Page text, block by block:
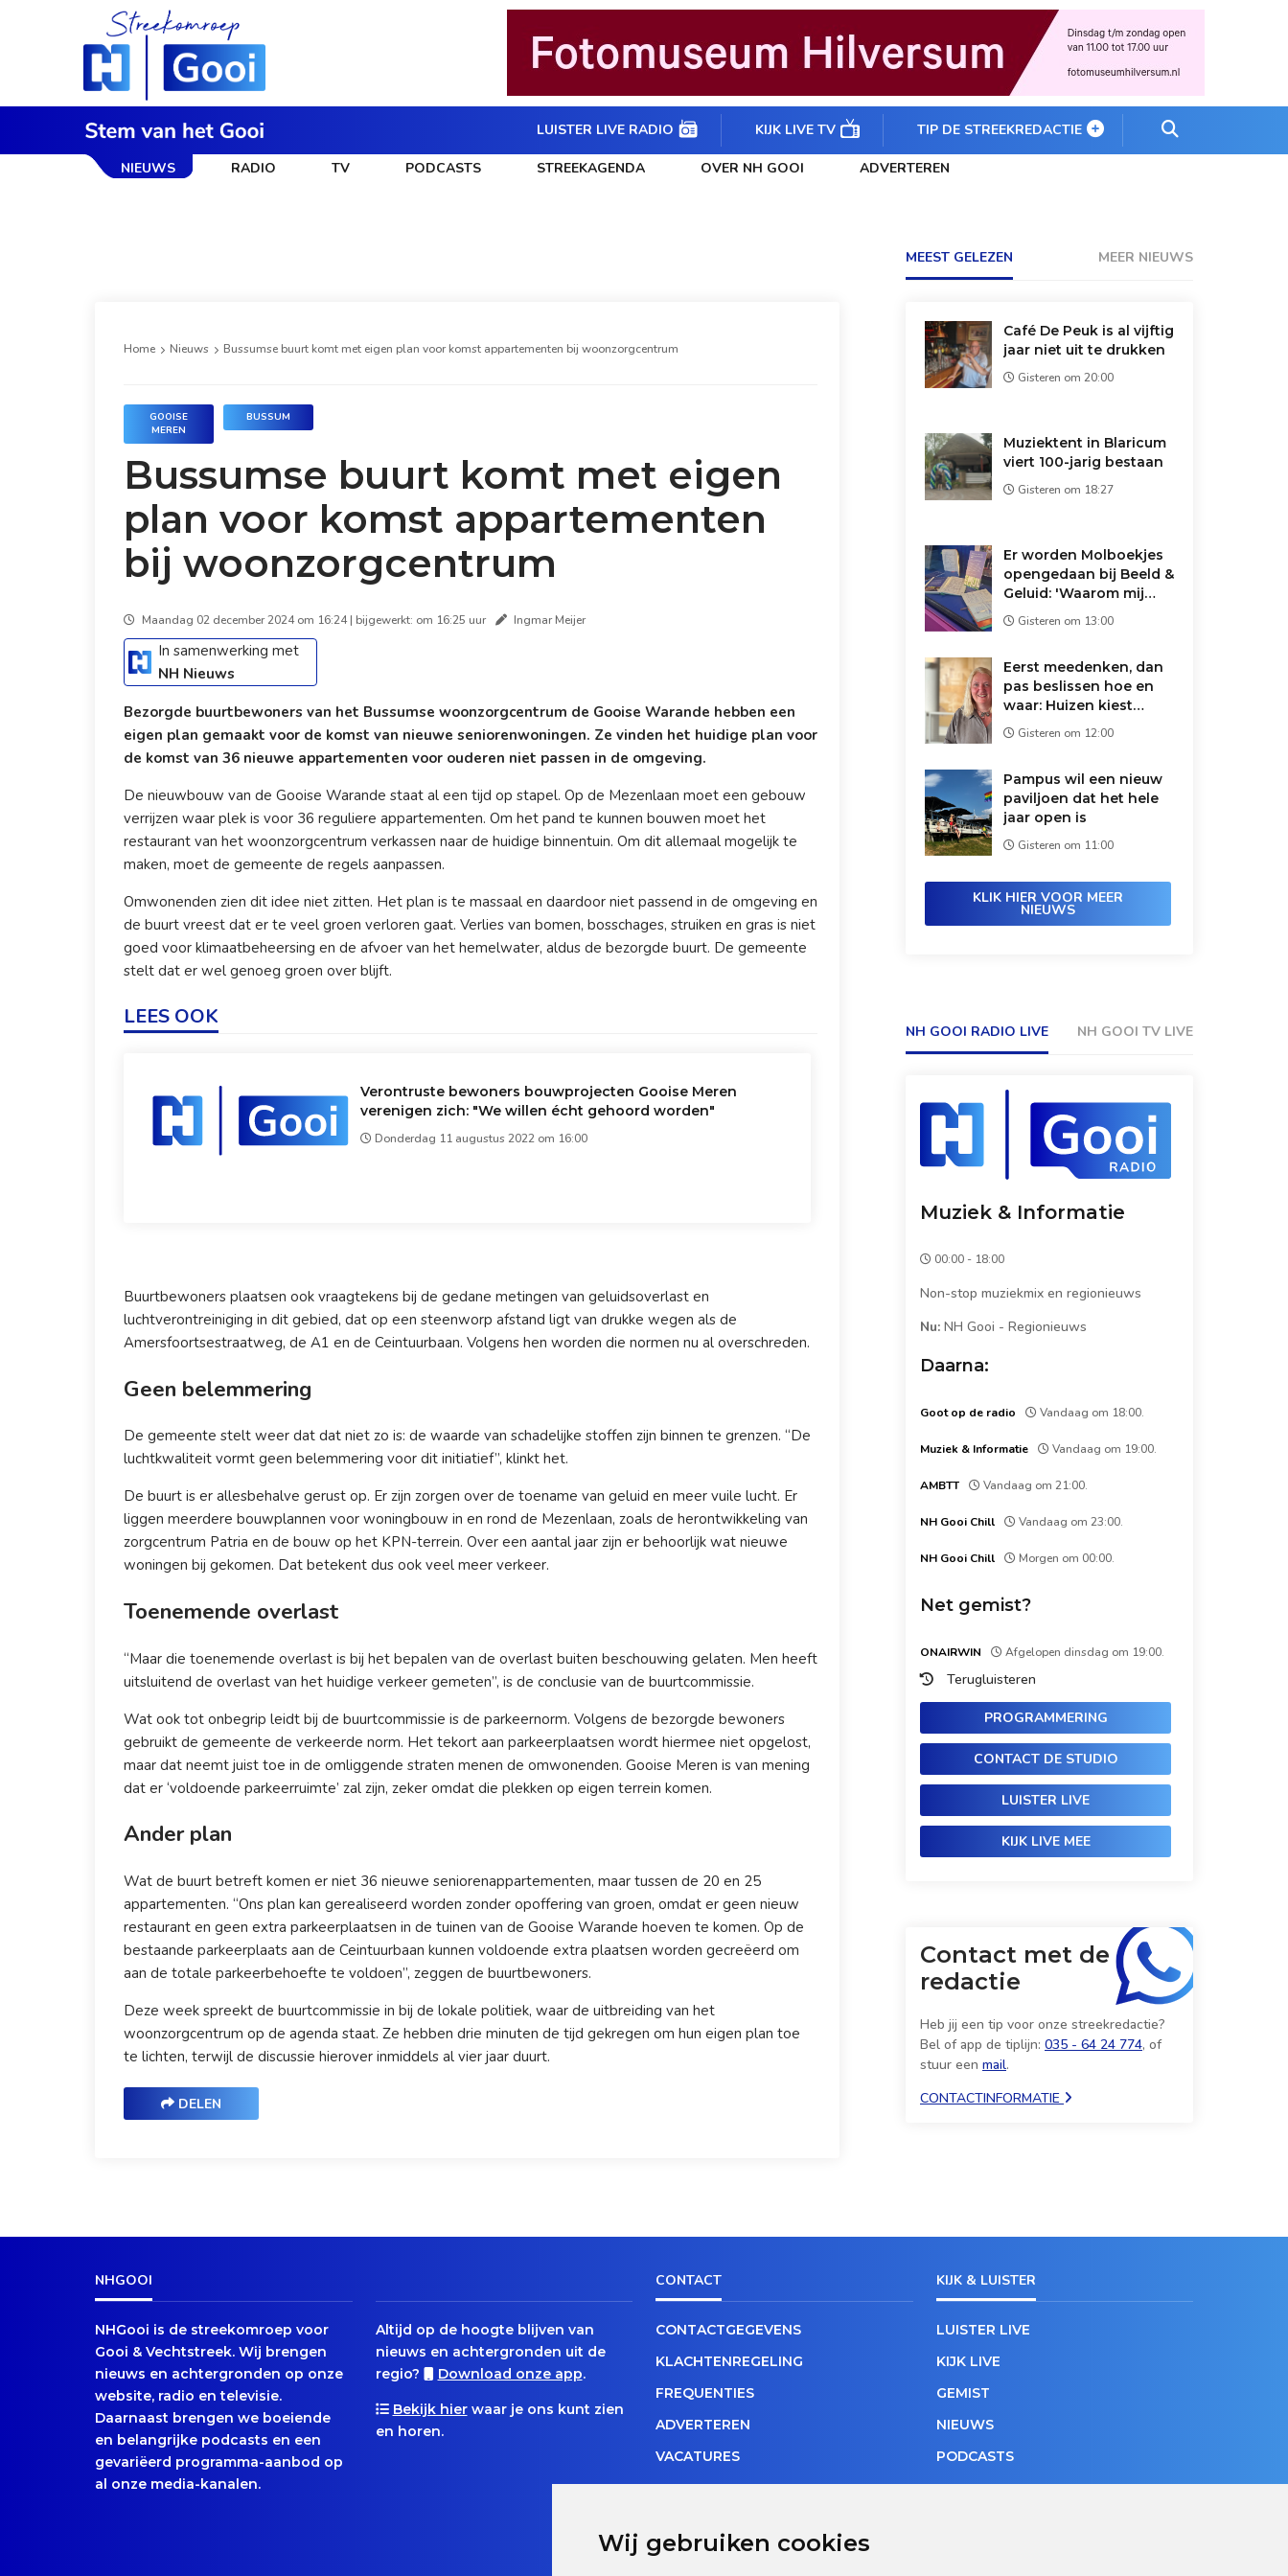
Wij gebruiken cookies
LUISTER LIVE RADIO KIJK LIVE TV TIP DE STREEKREDACTIE
NIEUWS RADIO TV PODCASTS STREEKAGENDA OVER NH GOOI ADVERTEREN
Home Nieuws Bussumse buurt komt met eigen plan voor komst appartementen bij woonzorgcentrum
GOOISE
MEREN
BUSSUM
Bussumse buurt komt met eigen
plan voor komst appartementen
bij woonzorgcentrum
Maandag 02 december 2024 om 16:24 | bijgewerkt: om 16:25 uur Ingmar Meijer
In samenwerking met
NH Nieuws
Bezorgde buurtbewoners van het Bussumse woonzorgcentrum de Gooise Warande hebben een
eigen plan gemaakt voor de komst van nieuwe seniorenwoningen. Ze vinden het huidige plan voor
de komst van 36 nieuwe appartementen voor ouderen niet passen in de omgeving.
De nieuwbouw van de Gooise Warande staat al een tijd op stapel. Op de Mezenlaan moet een gebouw
verrijzen waar plek is voor 36 reguliere appartementen. Om het pand te kunnen bouwen moet het
restaurant van het woonzorgcentrum verkassen naar de huidige binnentuin. Om dit allemaal mogelijk te
maken, moet de gemeente de regels aanpassen.
Omwonenden zien dit idee niet zitten. Het plan is te massaal en daardoor niet passend in de omgeving en
de buurt vreest dat er te veel groen verloren gaat. Verlies van bomen, bosschages, struiken en gras is niet
goed voor klimaatbeheersing en de afvoer van het hemelwater, aldus de bezorgde buurt. De gemeente
stelt dat er wel genoeg groen over blijft.
LEES OOK
Verontruste bewoners bouwprojecten Gooise Meren
verenigen zich: "We willen écht gehoord worden"
Donderdag 11 augustus 2022 om 16:00
Buurtbewoners plaatsen ook vraagtekens bij de gedane metingen van geluidsoverlast en
luchtverontreiniging in dit gebied, dat op een steenworp afstand ligt van drukke wegen als de
Amersfoortsestraatweg, de A1 en de Ceintuurbaan. Volgens hen worden die normen nu al overschreden.
Geen belemmering
De gemeente stelt weer dat dat niet zo is: de waarde van schadelijke stoffen zijn binnen te grenzen. “De
luchtkwaliteit vormt geen belemmering voor dit initiatief”, klinkt het.
De buurt is er allesbehalve gerust op. Er zijn zorgen over de toename van geluid en meer vuile lucht. Er
liggen meerdere bouwplannen voor woningbouw in en rond de Mezenlaan, zoals de herontwikkeling van
zorgcentrum Patria en de bouw op het KPN-terrein. Over een aantal jaar zijn er behoorlijk wat nieuwe
woningen bij gekomen. Dat betekent dus ook veel meer verkeer.
Toenemende overlast
“Maar die toenemende overlast is bij het bepalen van de overlast buiten beschouwing gelaten. Men heeft
uitsluitend de overlast van het huidige verkeer gemeten”, is de conclusie van de buurtcommissie.
Wat ook tot onbegrip leidt bij de buurtcommissie is de parkeernorm. Volgens de bezorgde bewoners
gebruikt de gemeente de verkeerde norm. Het tekort aan parkeerplaatsen wordt hiermee niet opgelost,
maar dat neemt juist toe in de omliggende straten menen de omwonenden. Gooise Meren is van mening
dat er ‘voldoende parkeerruimte’ zal zijn, zeker omdat die plekken op eigen terrein komen.
Ander plan
Wat de buurt betreft komen er niet 36 nieuwe seniorenappartementen, maar tussen de 20 en 25
appartementen. “Ons plan kan gerealiseerd worden zonder opoffering van groen, omdat er geen nieuw
restaurant en geen extra parkeerplaatsen in de tuinen van de Gooise Warande hoeven te komen. Op de
bestaande parkeerplaats aan de Ceintuurbaan kunnen voldoende extra plaatsen worden gecreëerd om
aan de totale parkeerbehoefte te voldoen”, zeggen de buurtbewoners.
Deze week spreekt de buurtcommissie in bij de lokale politiek, waar de uitbreiding van het
woonzorgcentrum op de agenda staat. Ze hebben drie minuten de tijd gekregen om hun eigen plan toe
te lichten, terwijl de discussie hierover inmiddels al vier jaar duurt.
DELEN
MEEST GELEZEN MEER NIEUWS
Café De Peuk is al vijftig
jaar niet uit te drukken
Gisteren om 20:00
Muziektent in Blaricum
viert 100-jarig bestaan
Gisteren om 18:27
Er worden Molboekjes
opengedaan bij Beeld &
Geluid: 'Waarom mij
vertrouwen?'
Gisteren om 13:00
Eerst meedenken, dan
pas beslissen hoe en
waar: Huizen kiest
andere route voor
asielopvang
Gisteren om 12:00
Pampus wil een nieuw
paviljoen dat het hele
jaar open is
Gisteren om 11:00
KLIK HIER VOOR MEER
NIEUWS
NH GOOI RADIO LIVE NH GOOI TV LIVE
Muziek & Informatie
00:00 - 18:00
Non-stop muziekmix en regionieuws
Nu: NH Gooi - Regionieuws
Daarna:
Goot op de radio Vandaag om 18:00.
Muziek & Informatie Vandaag om 19:00.
AMBTT Vandaag om 21:00.
NH Gooi Chill Vandaag om 23:00.
NH Gooi Chill Morgen om 00:00.
Net gemist?
ONAIRWIN Afgelopen dinsdag om 19:00.
Terugluisteren
PROGRAMMERING
CONTACT DE STUDIO
LUISTER LIVE
KIJK LIVE MEE
Contact met de
redactie
Heb jij een tip voor onze streekredactie?
Bel of app de tiplijn: 035 - 64 24 774, of
stuur een mail.
CONTACTINFORMATIE
NHGOOI
NHGooi is de streekomroep voor
Gooi & Vechtstreek. Wij brengen
nieuws en achtergronden op onze
website, radio en televisie.
Daarnaast brengen we boeiende
en belangrijke podcasts en een
gevariëerd programma-aanbod op
al onze media-kanalen.
Altijd op de hoogte blijven van
nieuws en achtergronden uit de
regio?
Download onze app.
Bekijk hierwaar je ons kunt zien
en horen.
CONTACT
CONTACTGEGEVENS
KLACHTENREGELING
FREQUENTIES
ADVERTEREN
VACATURES
KIJK & LUISTER
LUISTER LIVE
KIJK LIVE
GEMIST
NIEUWS
PODCASTS